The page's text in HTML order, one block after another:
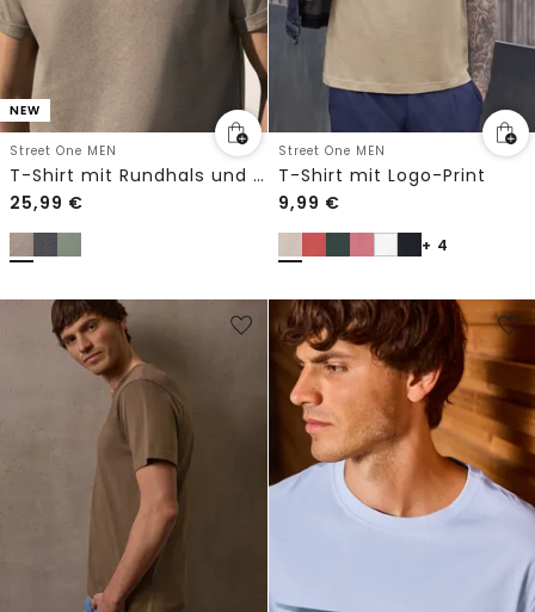
NEW
Street One MEN
T-Shirt mit Rundhals und Chestprint
25,99 €
Street One MEN
T-Shirt mit Logo-Print
9,99 €
+ 4